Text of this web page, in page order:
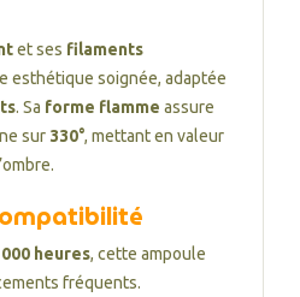
et ses filaments
esthétique soignée, adaptée
. Sa forme flamme assure
sur 330°, mettant en valeur
000 heures, cette ampoule
fréquents.